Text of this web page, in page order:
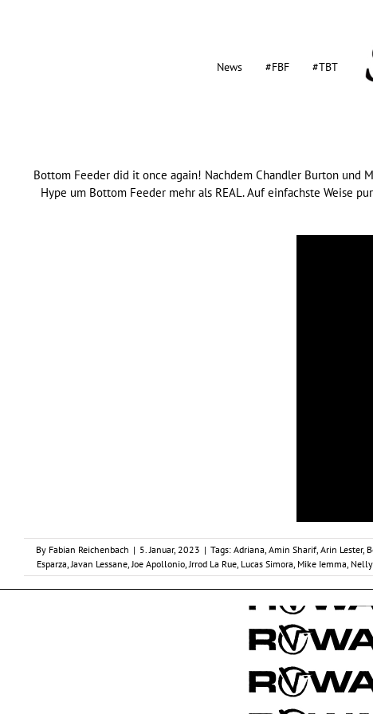
News #FBF #TBT
Bottom Feeder did it once again! Nachdem Chandler Burton und
Hype um Bottom Feeder mehr als REAL. Auf einfachste Weise
By Fabian Reichenbach | 5. Januar, 2023 | Tags: Adriana Amin Sharif, Arin Lester,
Esparza Javan Lessane Joe Apollonio Jrrod La Rue Lucas Simora Mike Iemma